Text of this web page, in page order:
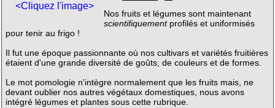
<Cliquez l'image>
Nos fruits et légumes sont maintenant
scientifiquementprofilés et uniformisés
pour tenir au frigo !
Il fut une époque passionnante où nos cultivars et variétés fruitières
étaient d'une grande diversité de goûts, de couleurs et de formes.
Le mot pomologie n'intègre normalement que les fruits mais, ne
devant oublier nos autres végétaux domestiques, nous avons
intégré légumes et plantes sous cette rubrique.